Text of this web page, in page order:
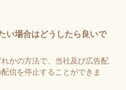
い場合はどうしたら良いで
かの方法で、当社及び広告配
信を停止することができま